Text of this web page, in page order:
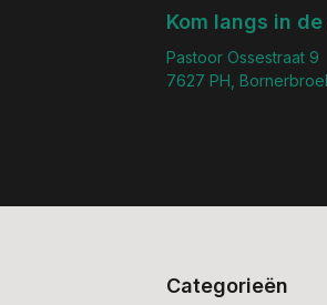
Kom langs in
Pastoor Ossestraat 9
7627 PH,
Categorieën